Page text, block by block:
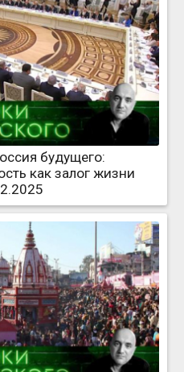
будущего:
как залог жизни